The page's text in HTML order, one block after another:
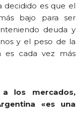
decidido es que el
bajo para ser
deuda y
y el peso de la
es cada vez más
los mercados,
«es una